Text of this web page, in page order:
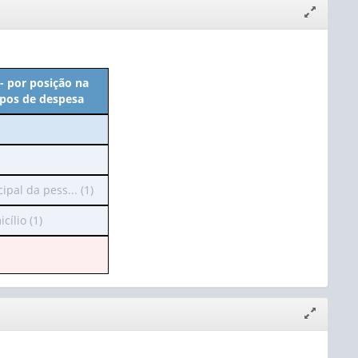
janela
por posição na
de despesa
da pess... (1)
(1)
janela